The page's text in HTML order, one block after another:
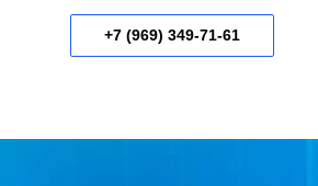
+7 (969) 349-71-61